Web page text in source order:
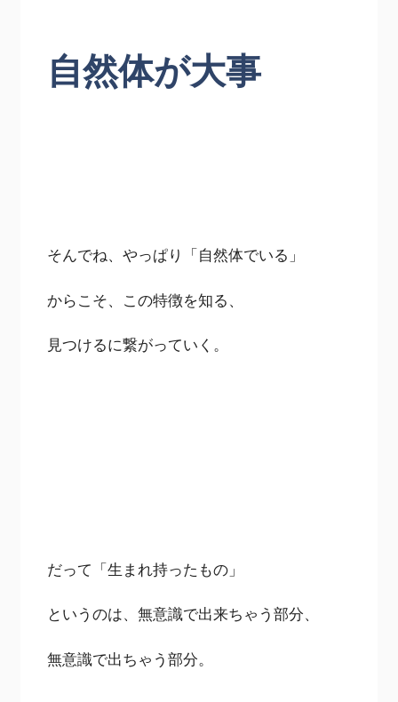
自然体が大事
そんでね、やっぱり「自然体でいる」
からこそ、この特徴を知る、
見つけるに繋がっていく。
だって「生まれ持ったもの」
というのは、無意識で出来ちゃう部分、
無意識で出ちゃう部分。